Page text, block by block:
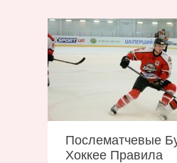
Послематчевые
Хоккее Правила